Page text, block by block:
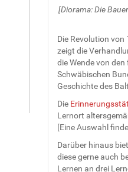
[Diorama: Die
Die Revolution
zeigt die
die Wende von
Schwäbischen
Geschichte des
Die
Lernort
[Eine Auswahl
Darüber hinaus
diese gerne auch
Lernen an drei